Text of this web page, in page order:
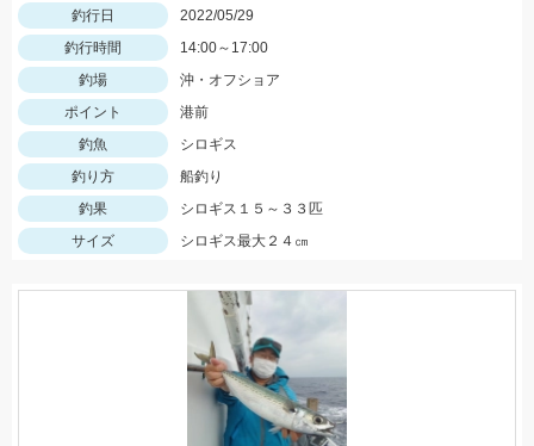
釣行日
2022/05/29
釣行時間
14:00～17:00
釣場
沖・オフショア
ポイント
港前
釣魚
シロギス
釣り方
船釣り
釣果
シロギス１５～３３匹
サイズ
シロギス最大２４㎝